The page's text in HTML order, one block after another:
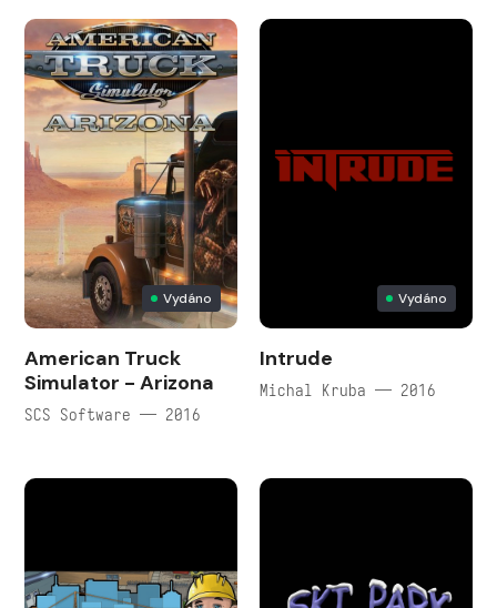
Vydáno
American Truck
Simulator - Arizona
SCS Software — 2016
Vydáno
Intrude
Michal Kruba — 2016